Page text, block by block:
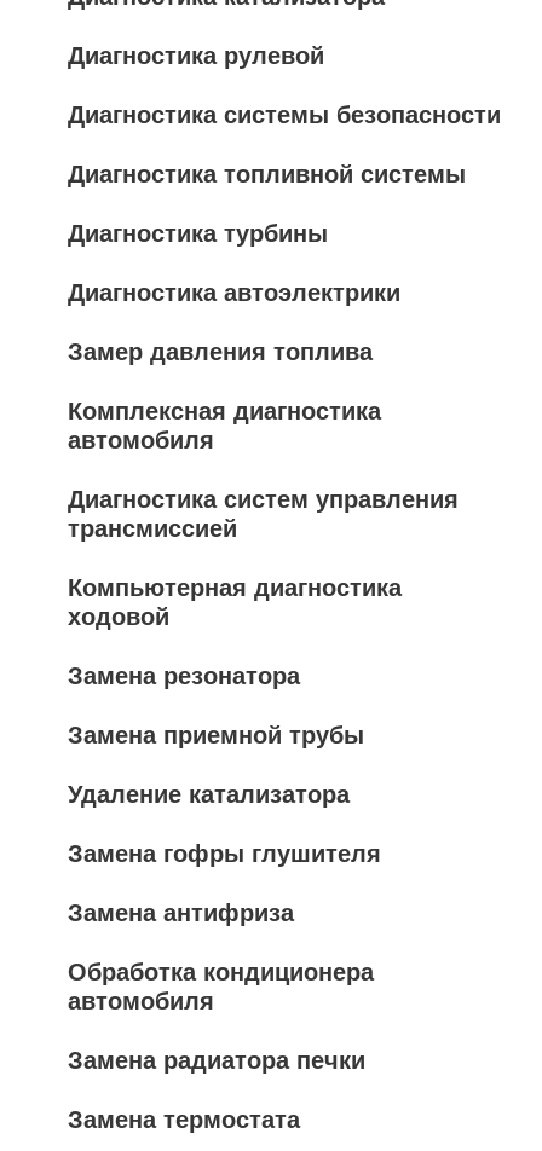
Диагностика рулевой
Диагностика системы безопасности
Диагностика топливной системы
Диагностика турбины
Диагностика автоэлектрики
Замер давления топлива
Комплексная диагностика
автомобиля
Диагностика систем управления
трансмиссией
Компьютерная диагностика
ходовой
Замена резонатора
Замена приемной трубы
Удаление катализатора
Замена гофры глушителя
Замена антифриза
Обработка кондиционера
автомобиля
Замена радиатора печки
Замена термостата